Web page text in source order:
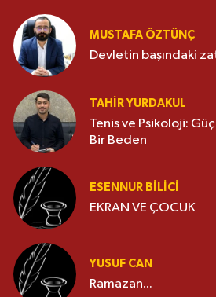
MUSTAFA ÖZTÜNÇ
Devletin başındaki
TAHIR YURDAKUL
Tenis ve Psikoloji:
Bir Beden
ESENNUR BİLİCİ
EKRAN VE ÇOCUK
YUSUF CAN
Ramazan...